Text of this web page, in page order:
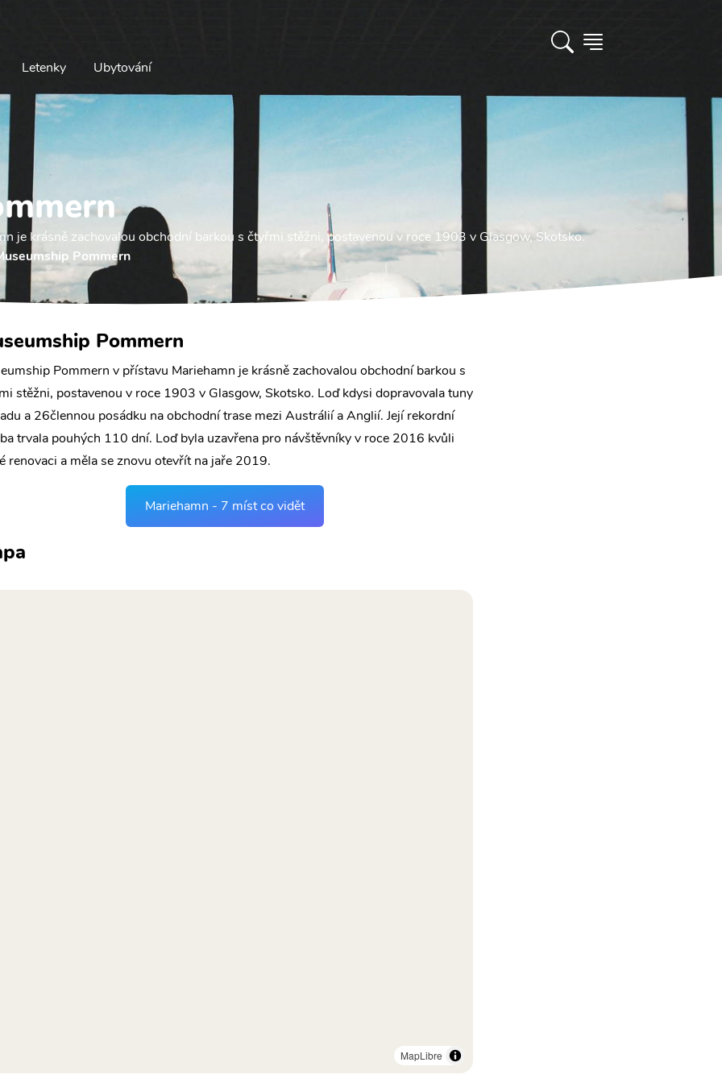
Letenky Ubytování
je krásně zachovalou obchodní barkou s čtyřmi stěžni, postavenou v roce 1903 v Glasgow, Skotsko.
Pommern
Pommern
Pommern v přístavu Mariehamn je krásně zachovalou obchodní barkou s
stěžni, postavenou v roce 1903 v Glasgow, Skotsko. Loď kdysi dopravovala tuny
a 26člennou posádku na obchodní trase mezi Austrálií a Anglií. Její rekordní
trvala pouhých 110 dní. Loď byla uzavřena pro návštěvníky v roce 2016 kvůli
renovaci a měla se znovu otevřít na jaře 2019.
Mariehamn - 7 míst co vidět
MapLibre